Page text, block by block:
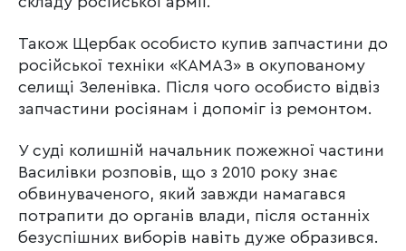
Також Щербак особисто купив запчастини до
російської техніки «КАМАЗ» в окупованому
селищі Зеленівка. Після чого особисто відвіз
запчастини росіянам і допоміг із ремонтом.
У суді колишній начальник пожежної частини
Василівки розповів, що з 2010 року знає
обвинуваченого, який завжди намагався
потрапити до органів влади, після останніх
безуспішних виборів навіть дуже образився.